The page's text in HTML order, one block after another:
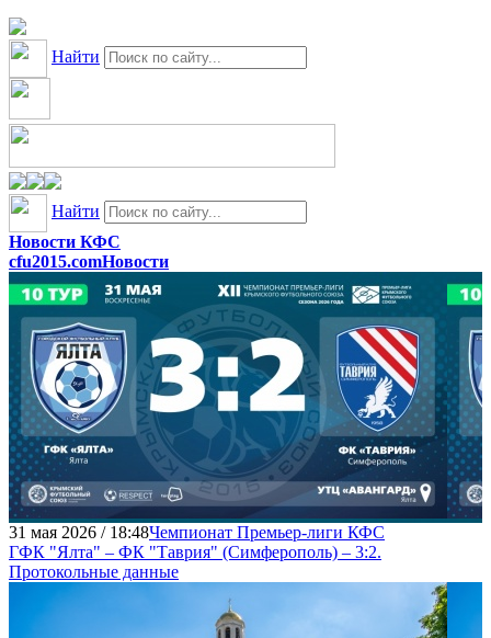
Найти
Найти
Новости КФС
cfu2015.comНовости
31 мая 2026 / 18:48Чемпионат Премьер-лиги КФС
ГФК "Ялта" – ФК "Таврия" (Симферополь) – 3:2.
Протокольные данные